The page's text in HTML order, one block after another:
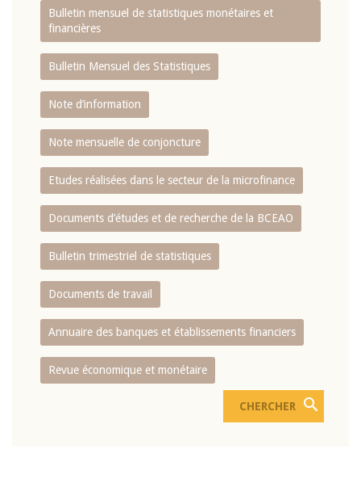
Bulletin mensuel de statistiques monétaires et
financières
Bulletin Mensuel des Statistiques
Note d’information
Note mensuelle de conjoncture
Etudes réalisées dans le secteur de la microfinance
Documents d’études et de recherche de la BCEAO
Bulletin trimestriel de statistiques
Documents de travail
Annuaire des banques et établissements financiers
Revue économique et monétaire